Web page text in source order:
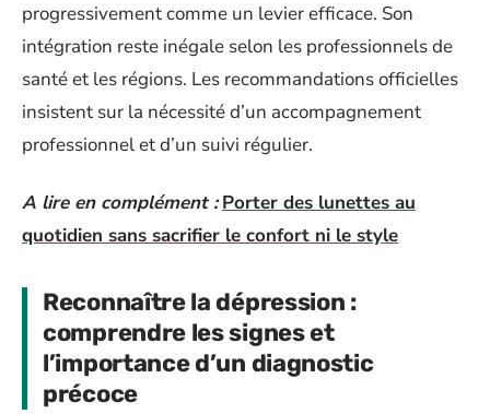
progressivement comme un levier efficace. Son
intégration reste inégale selon les professionnels de
santé et les régions. Les recommandations officielles
insistent sur la nécessité d’un accompagnement
professionnel et d’un suivi régulier.
A lire en complément : Porter des lunettes au
quotidien sans sacrifier le confort ni le style
Reconnaître la dépression :
comprendre les signes et
l’importance d’un diagnostic
précoce